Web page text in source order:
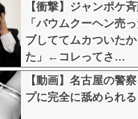
【衝撃】ジャンポケ
「バウムクーヘン売
ブしててムカついた
た」←コレってさ…
【動画】名古屋の警
プに完全に舐められる